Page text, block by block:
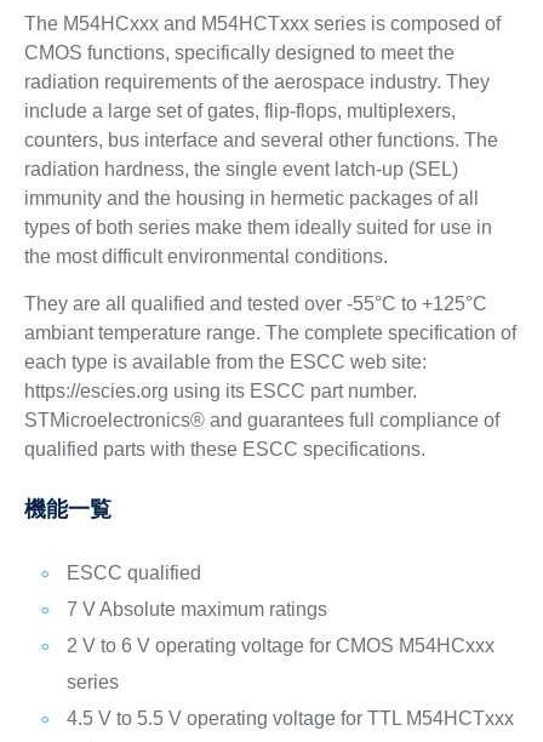
The M54HCxxx and M54HCTxxx series is composed of
CMOS functions, specifically designed to meet the
radiation requirements of the aerospace industry. They
include a large set of gates, flip-flops, multiplexers,
counters, bus interface and several other functions. The
radiation hardness, the single event latch-up (SEL)
immunity and the housing in hermetic packages of all
types of both series make them ideally suited for use in
the most difficult environmental conditions.
They are all qualified and tested over -55°C to +125°C
ambiant temperature range. The complete specification of
each type is available from the ESCC web site:
https://escies.org using its ESCC part number.
STMicroelectronics® and guarantees full compliance of
qualified parts with these ESCC specifications.
機能一覧
ESCC qualified
7 V Absolute maximum ratings
2 V to 6 V operating voltage for CMOS M54HCxxx
series
4.5 V to 5.5 V operating voltage for TTL M54HCTxxx